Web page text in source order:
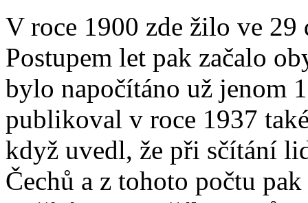
V roce 1900 zde žilo ve
Postupem let pak začalo
bylo napočítáno už jenom
publikoval v roce 1937
když uvedl, že při sčítání
Čechů a z tohoto počtu